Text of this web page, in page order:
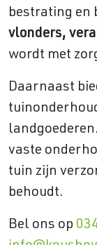
bestrating en
vlonders,
wordt met
Daarnaast
vaste
tuin zijn
behoudt.
Bel ons op